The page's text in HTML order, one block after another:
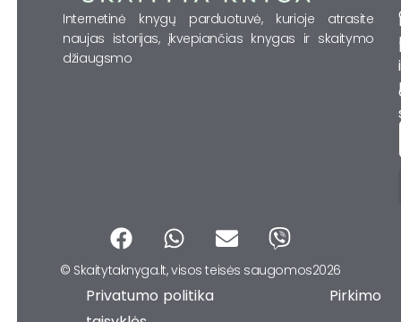
Internetinė knygų parduotuvė, kurioje atrasite
naujas istorijas, įkvepiančias knygas ir skaitymo
džiaugsmo
F
a
c
e
W
h
a
t
E
n
v
V
b
© Skaitytaknyga.lt, visos teisės saugomos2026
Privatumo politika Pirkimo